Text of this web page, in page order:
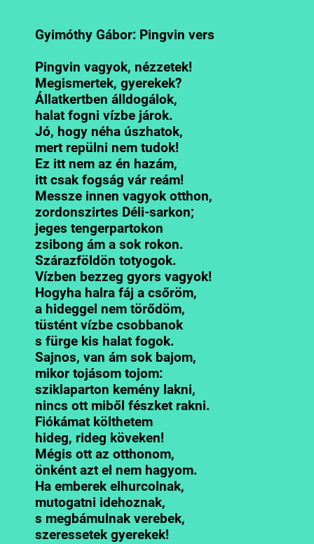
Gyimóthy Gábor: Pingvin vers
Pingvin vagyok, nézzetek!
Megismertek, gyerekek?
Állatkertben álldogálok,
halat fogni vízbe járok.
Jó, hogy néha úszhatok,
mert repülni nem tudok!
Ez itt nem az én hazám,
itt csak fogság vár reám!
Messze innen vagyok otthon,
zordonszirtes Déli-sarkon;
jeges tengerpartokon
zsibong ám a sok rokon.
Szárazföldön totyogok.
Vízben bezzeg gyors vagyok!
Hogyha halra fáj a csőröm,
a hideggel nem törődöm,
tüstént vízbe csobbanok
s fürge kis halat fogok.
Sajnos, van ám sok bajom,
mikor tojásom tojom:
sziklaparton kemény lakni,
nincs ott miből fészket rakni.
Fiókámat költhetem
hideg, rideg köveken!
Mégis ott az otthonom,
önként azt el nem hagyom.
Ha emberek elhurcolnak,
mutogatni idehoznak,
s megbámulnak verebek,
szeressetek gyerekek!